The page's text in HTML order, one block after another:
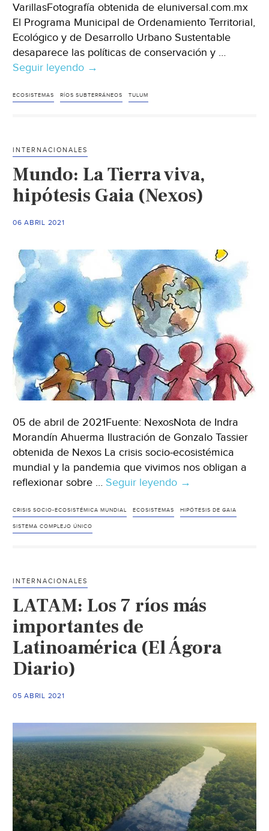
VarillasFotografía obtenida de eluniversal.com.mx
El Programa Municipal de Ordenamiento Territorial,
Ecológico y de Desarrollo Urbano Sustentable
desaparece las políticas de conservación y …
Seguir leyendo Alertan
riesgo
vestigios
arqueológicos
en
Tulum
ordenamiento
urbano
(El
Universal)
→
ECOSISTEMAS RÍOS SUBTERRÁNEOS TULUM
INTERNACIONALES
Mundo: La Tierra viva,
hipótesis Gaia (Nexos)
06 ABRIL 2021
05 de abril de 2021Fuente: NexosNota de Indra
Morandín Ahuerma Ilustración de Gonzalo Tassier
obtenida de Nexos La crisis socio-ecosistémica
mundial y la pandemia que vivimos nos obligan a
reflexionar sobre … Seguir leyendo Mundo:
Tierra
→
CRISIS SOCIO-ECOSISTÉMICA MUNDIAL ECOSISTEMAS HIPÓTESIS DE GAIA
SISTEMA COMPLEJO ÚNICO
INTERNACIONALES
LATAM: Los 7 ríos más
importantes de
Latinoamérica (El Ágora
Diario)
05 ABRIL 2021